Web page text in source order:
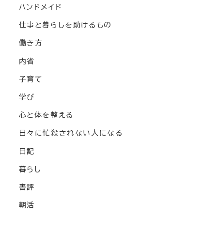
ハンドメイド
仕事と暮らしを助けるもの
働き方
内省
子育て
学び
心と体を整える
日々に忙殺されない人になる
日記
暮らし
書評
朝活